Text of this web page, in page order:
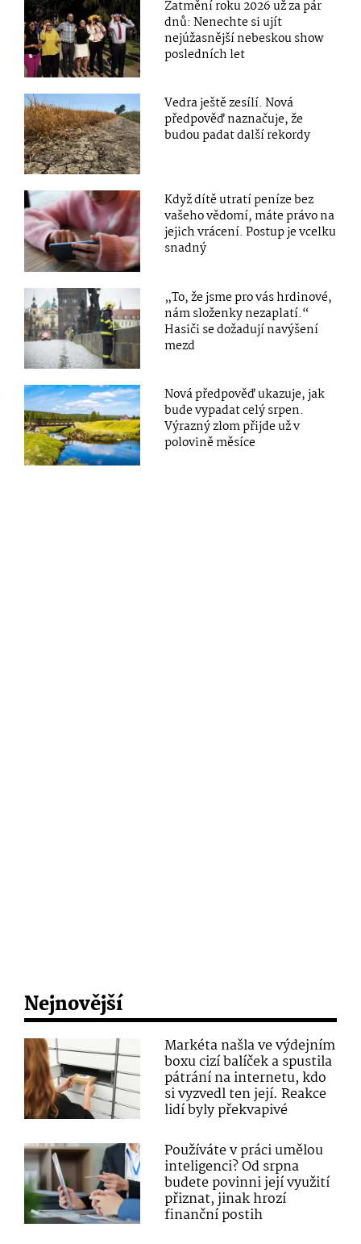
Zatmění roku 2026 už za pár
dnů: Nenechte si ujít
nejúžasnější nebeskou show
posledních let
Vedra ještě zesílí. Nová
předpověď naznačuje, že
budou padat další rekordy
Když dítě utratí peníze bez
vašeho vědomí, máte právo na
jejich vrácení. Postup je vcelku
snadný
„To, že jsme pro vás hrdinové,
nám složenky nezaplatí.“
Hasiči se dožadují navýšení
mezd
Nová předpověď ukazuje, jak
bude vypadat celý srpen.
Výrazný zlom přijde už v
polovině měsíce
Nejnovější
Markéta našla ve výdejním
boxu cizí balíček a spustila
pátrání na internetu, kdo
si vyzvedl ten její. Reakce
lidí byly překvapivé
Používáte v práci umělou
inteligenci? Od srpna
budete povinni její využití
přiznat, jinak hrozí
finanční postih